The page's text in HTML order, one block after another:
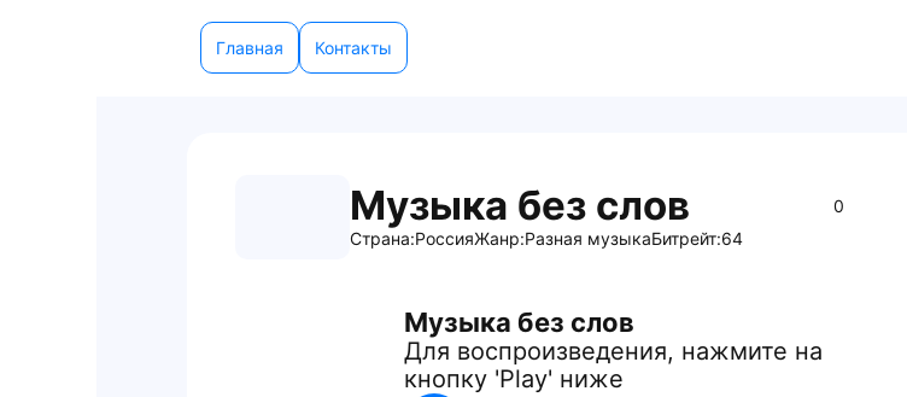
Главная Контакты
Музыка без слов
0
Страна:РоссияЖанр:Разная музыкаБитрейт:64
Музыка без слов
Для воспроизведения, нажмите на
кнопку 'Play' ниже